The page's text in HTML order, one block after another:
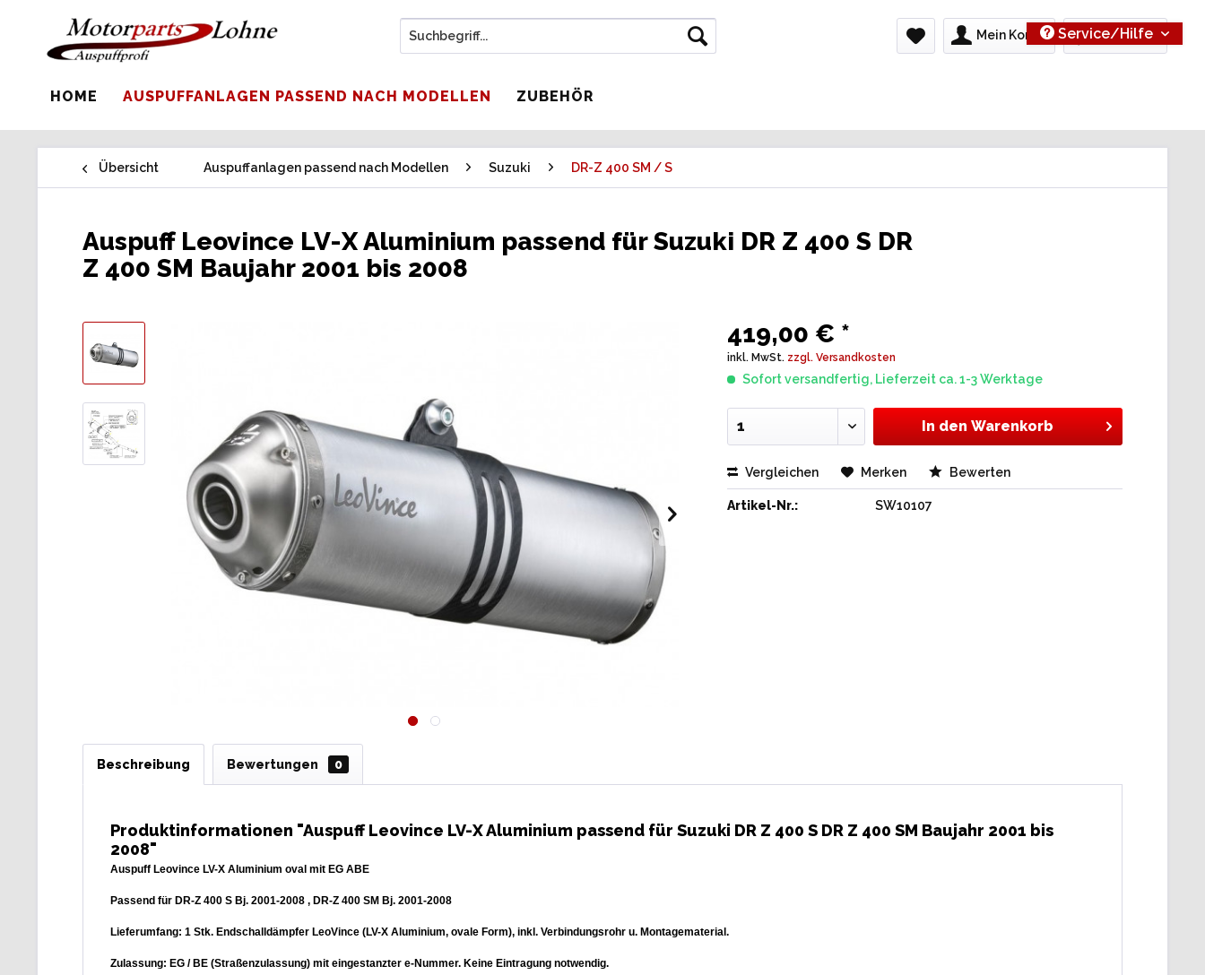
Service/Hilfe
Mein Konto 0,00 € *
HOME AUSPUFFANLAGEN PASSEND NACH MODELLEN ZUBEHÖR
Übersicht Auspuffanlagen passend nach Modellen Suzuki DR-Z 400 SM / S
Auspuff Leovince LV-X Aluminium passend für Suzuki DR Z 400 S DR
Z 400 SM Baujahr 2001 bis 2008
419,00 € *
inkl. MwSt. zzgl. Versandkosten
Sofort versandfertig, Lieferzeit ca. 1-3 Werktage
In den Warenkorb
Vergleichen Merken Bewerten
Artikel-Nr.: SW10107
Beschreibung Bewertungen 0
Produktinformationen "Auspuff Leovince LV-X Aluminium passend für Suzuki DR Z 400 S DR Z 400 SM Baujahr 2001 bis
2008"
Auspuff Leovince LV-X Aluminium oval mit EG ABE
Passend für DR-Z 400 S Bj. 2001-2008 , DR-Z 400 SM Bj. 2001-2008
Lieferumfang: 1 Stk. Endschalldämpfer LeoVince (LV-X Aluminium, ovale Form), inkl. Verbindungsrohr u. Montagematerial.
Zulassung: EG / BE (Straßenzulassung) mit eingestanzter e-Nummer. Keine Eintragung notwendig.